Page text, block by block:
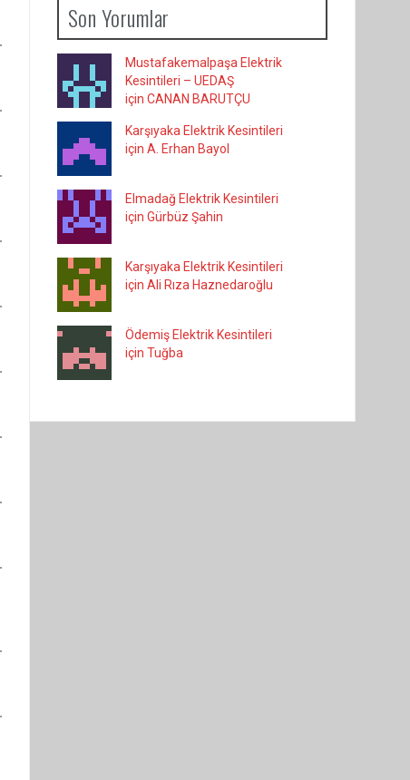
Son Yorumlar
Mustafakemalpaşa Elektrik
Kesintileri – UEDAŞ
için CANAN BARUTÇU
Karşıyaka Elektrik Kesintileri
için A. Erhan Bayol
Elmadağ Elektrik Kesintileri
için Gürbüz Şahin
Karşıyaka Elektrik Kesintileri
için Ali Rıza Haznedaroğlu
Ödemiş Elektrik Kesintileri
için Tuğba